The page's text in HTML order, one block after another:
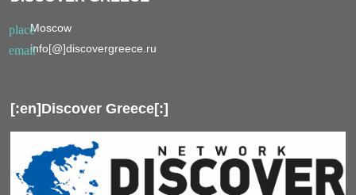
placeMoscow
emailinfo[@]discovergreece.ru
[:en]Discover Greece[:]